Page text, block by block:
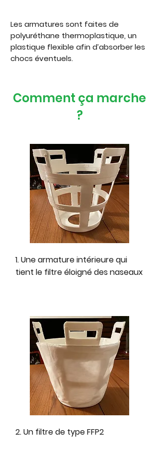
Les armatures sont faites de
polyuréthane thermoplastique, un
plastique flexible afin d’absorber les
chocs éventuels.
Comment ça marche
?
1. Une armature intérieure qui
tient le filtre éloigné des naseaux
2. Un filtre de type FFP2